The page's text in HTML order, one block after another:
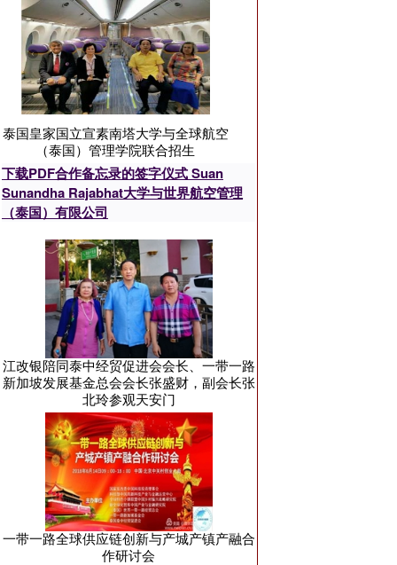
泰国皇家国立宣素南塔大学与全球航空
（泰国）管理学院联合招生
下载PDF合作备忘录的签字仪式 Suan
Sunandha Rajabhat大学与世界航空管理
（泰国）有限公司
江改银陪同泰中经贸促进会会长、一带一路
新加坡发展基金总会会长张盛财，副会长张
北玲参观天安门
一带一路全球供应链创新与产城产镇产融合
作研讨会